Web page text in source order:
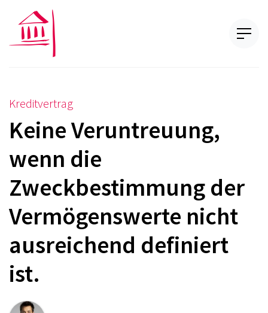
Kreditvertrag
Keine Veruntreuung,
wenn die
Zweckbestimmung der
Vermögenswerte nicht
ausreichend definiert
ist.